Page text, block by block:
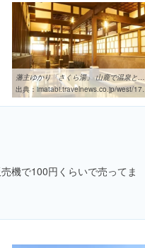
藩主ゆかり「さくら湯」 山鹿で温泉と歴史探訪 | 熊本山鹿・名湯の宿場 ...
出典：imatabi.travelnews.co.jp/west/17yamaga/01.html
機で100円くらいで売ってま